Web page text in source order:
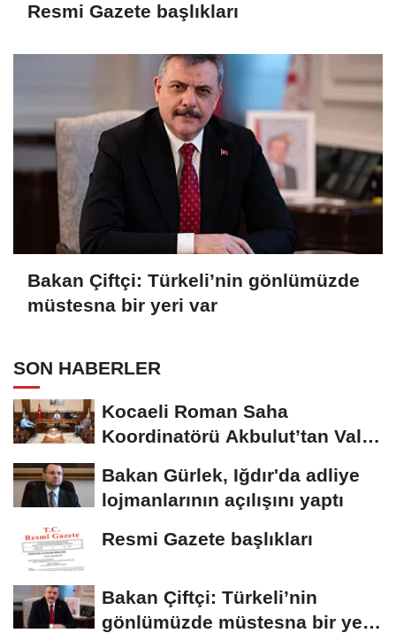
Resmi Gazete başlıkları
Bakan Çiftçi: Türkeli’nin gönlümüzde
müstesna bir yeri var
SON HABERLER
Kocaeli Roman Saha
Koordinatörü Akbulut’tan Vali
Bakan Gürlek, Iğdır'da adliye
lojmanlarının açılışını yaptı
Resmi Gazete başlıkları
Bakan Çiftçi: Türkeli’nin
gönlümüzde müstesna bir yeri